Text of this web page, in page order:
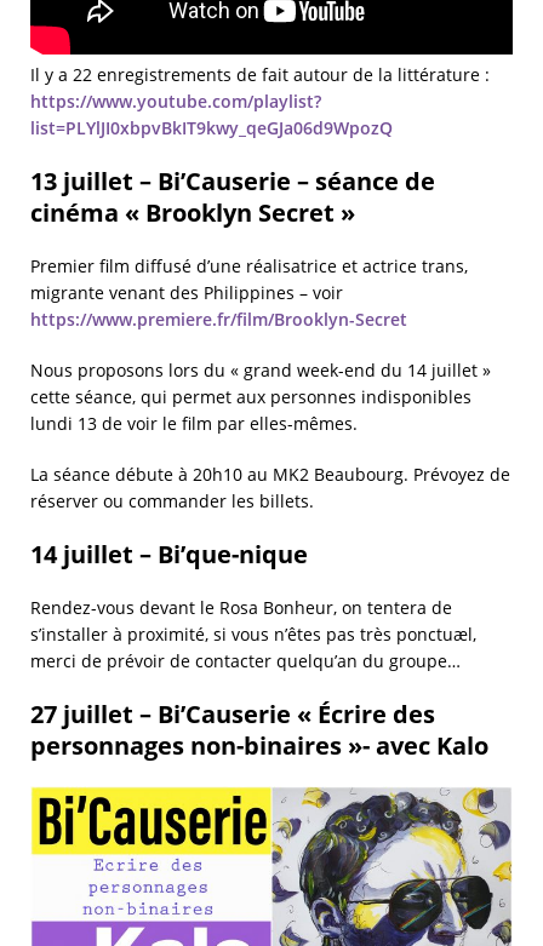
Il y a 22 enregistrements de fait autour de la littérature :
https://www.youtube.com/playlist?
list=PLYlJI0xbpvBkIT9kwy_qeGJa06d9WpozQ
13 juillet – Bi’Causerie – séance de
cinéma « Brooklyn Secret »
Premier film diffusé d’une réalisatrice et actrice trans,
migrante venant des Philippines – voir
https://www.premiere.fr/film/Brooklyn-Secret
Nous proposons lors du « grand week-end du 14 juillet »
cette séance, qui permet aux personnes indisponibles
lundi 13 de voir le film par elles-mêmes.
La séance débute à 20h10 au MK2 Beaubourg. Prévoyez de
réserver ou commander les billets.
14 juillet – Bi’que-nique
Rendez-vous devant le Rosa Bonheur, on tentera de
s’installer à proximité, si vous n’êtes pas très ponctuæl,
merci de prévoir de contacter quelqu’an du groupe…
27 juillet – Bi’Causerie « Écrire des
personnages non-binaires »- avec Kalo